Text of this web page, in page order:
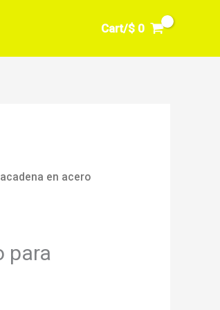
Cart/$ 0
en acero
para